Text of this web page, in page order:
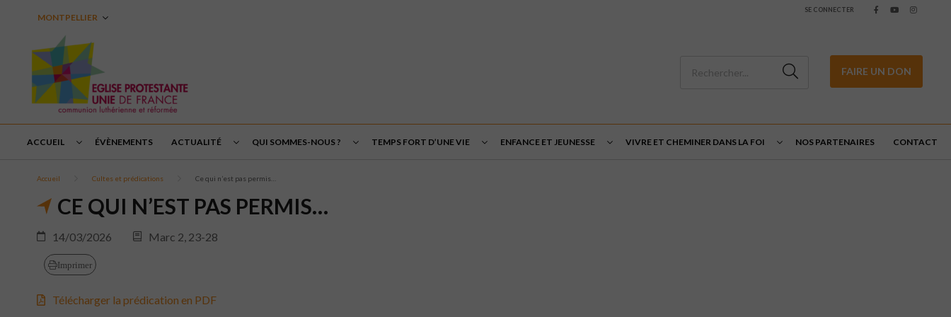
MONTPELLIER
SE CONNECTER
FAIRE UN DON
ACCUEIL ÉVÈNEMENTS ACTUALITÉ QUI SOMMES-NOUS ? TEMPS FORT D’UNE VIE ENFANCE ET JEUNESSE VIVRE ET CHEMINER DANS LA FOI NOS PARTENAIRES CONTACT
Accueil Cultes et prédications Ce qui n’est pas permis…
CE QUI N’EST PAS PERMIS…
14/03/2026 Marc 2, 23-28
Imprimer
Télécharger la prédication en PDF